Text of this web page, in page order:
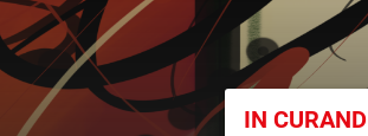
IN CURAND